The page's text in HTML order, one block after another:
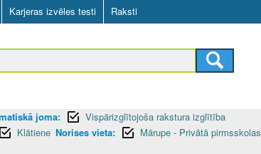
Karjeras izvēles testi Raksti
joma:
Vispārizglītojoša rakstura izglītība
Klātiene Norises vieta:
Mārupe - Privātā pirmsskolas